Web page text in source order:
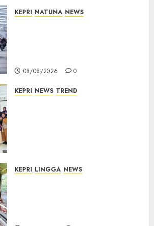
KEPRI NATUNA NEWS
08/08/2026 0
KEPRI NEWS TREND
KEPRI LINGGA NEWS